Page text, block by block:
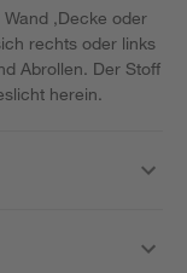
,Decke oder
rechts oder links
Abrollen. Der Stoff
herein.